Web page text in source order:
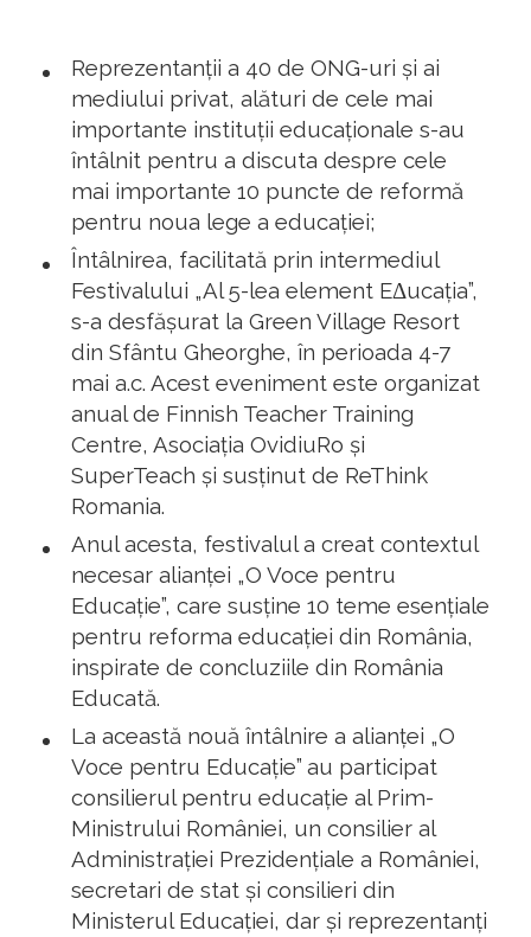
Reprezentanții a 40 de ONG-uri și ai
mediului privat, alături de cele mai
importante instituții educaționale s-au
întâlnit pentru a discuta despre cele
mai importante 10 puncte de reformă
pentru noua lege a educației;
Întâlnirea, facilitată prin intermediul
Festivalului „Al 5-lea element EΔucația”,
s-a desfășurat la Green Village Resort
din Sfântu Gheorghe, în perioada 4-7
mai a.c. Acest eveniment este organizat
anual de Finnish Teacher Training
Centre, Asociația OvidiuRo și
SuperTeach și susținut de ReThink
Romania.
Anul acesta, festivalul a creat contextul
necesar alianței „O Voce pentru
Educație”, care susține 10 teme esențiale
pentru reforma educației din România,
inspirate de concluziile din România
Educată.
La această nouă întâlnire a alianței „O
Voce pentru Educație” au participat
consilierul pentru educație al Prim-
Ministrului României, un consilier al
Administrației Prezidențiale a României,
secretari de stat și consilieri din
Ministerul Educației, dar și reprezentanți